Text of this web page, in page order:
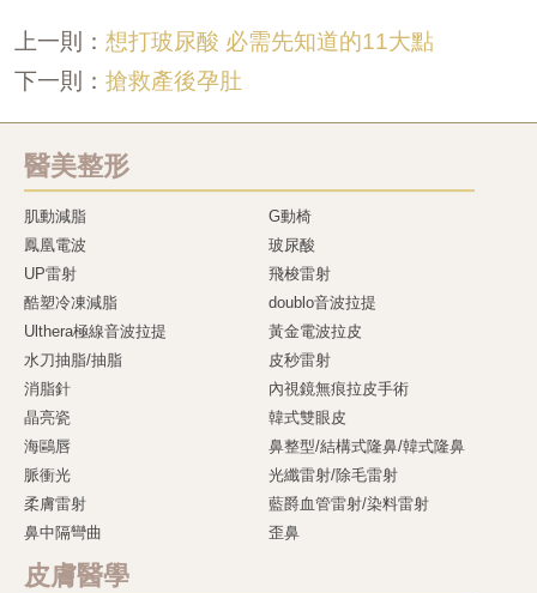
上一則： 想打玻尿酸 必需先知道的11大點
下一則： 搶救產後孕肚
醫美整形
肌動減脂
G動椅
鳳凰電波
玻尿酸
UP雷射
飛梭雷射
酷塑冷凍減脂
doublo音波拉提
Ulthera極線音波拉提
黃金電波拉皮
水刀抽脂/抽脂
皮秒雷射
消脂針
內視鏡無痕拉皮手術
晶亮瓷
韓式雙眼皮
海鷗唇
鼻整型/結構式隆鼻/韓式隆鼻
脈衝光
光纖雷射/除毛雷射
柔膚雷射
藍爵血管雷射/染料雷射
鼻中隔彎曲
歪鼻
皮膚醫學